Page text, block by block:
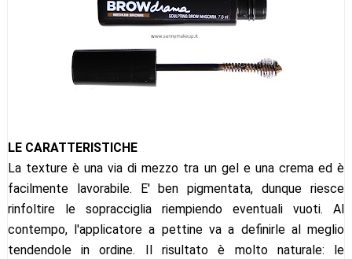
LE CARATTERISTICHE
La texture è una via di mezzo tra un gel e una crema ed è
facilmente lavorabile. E' ben pigmentata, dunque riesce
rinfoltire le sopracciglia riempiendo eventuali vuoti. Al
contempo, l'applicatore a pettine va a definirle al meglio
tendendole in ordine. Il risultato è molto naturale: le